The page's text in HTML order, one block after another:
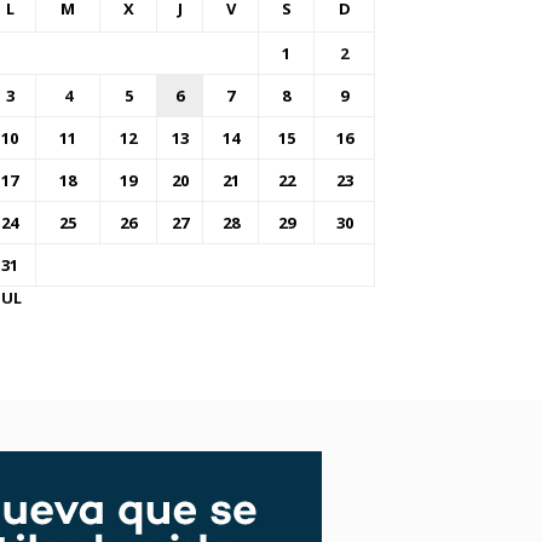
L M X J V S D
1
2
3
4 5 6 7 8
9
10
11 12 13 14 15
16
17
18 19 20 21 22
23
24
25 26 27 28 29
30
31